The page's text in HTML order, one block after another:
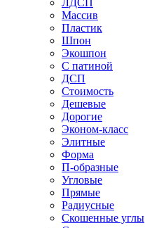
ЛДСП
Массив
Пластик
Шпон
Экошпон
С патиной
ДСП
Стоимость
Дешевые
Дорогие
Эконом-класс
Элитные
Форма
П-образные
Угловые
Прямые
Радиусные
Скошенные углы